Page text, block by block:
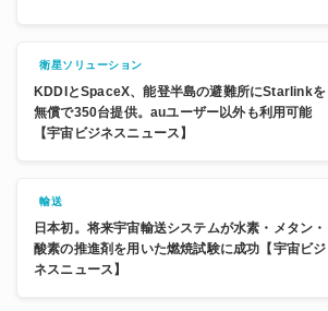
衛星ソリューション
KDDIとSpaceX、能登半島の避難所にStarlinkを
無償で350台提供。auユーザー以外も利用可能
【宇宙ビジネスニュース】
輸送
日本初。将来宇宙輸送システムが水素・メタン・
酸素の推進剤を用いた燃焼試験に成功【宇宙ビジ
ネスニュース】